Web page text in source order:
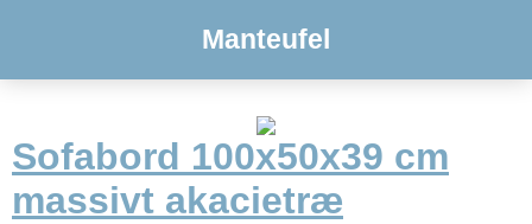
Manteufel
Sofabord 100x50x39 cm
massivt akacietræ